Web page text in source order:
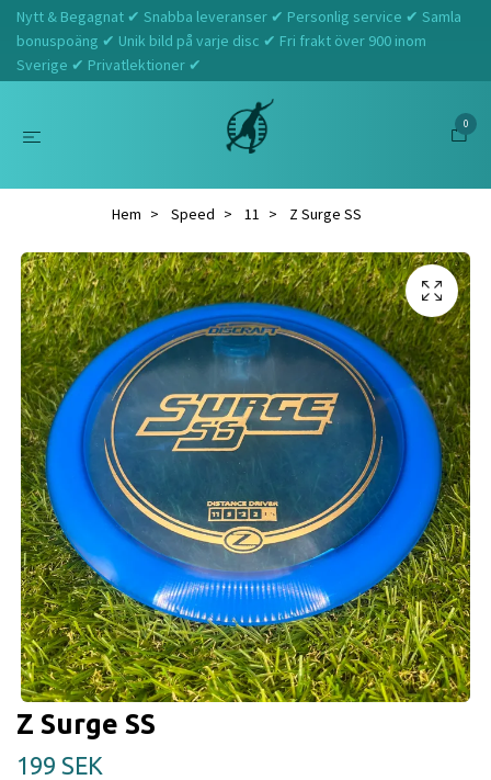
Nytt & Begagnat ✔ Snabba leveranser ✔ Personlig service ✔ Samla
bonuspoäng ✔ Unik bild på varje disc ✔ Fri frakt över 900 inom
Sverige ✔ Privatlektioner ✔
0
Hem Speed 11 Z Surge SS
Z Surge SS
199 SEK